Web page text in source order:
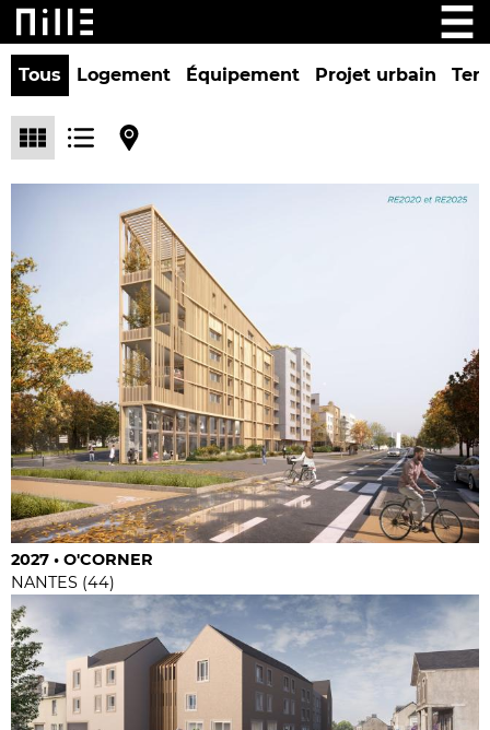
Tous Logement Équipement Projet urbain
2027 • O'CORNER
NANTES (44)